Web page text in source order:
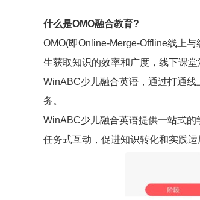
什么是OMO融合教育?
OMO(即Online-Merge-Offline线上
生获取知识的效率和广度，线下课
WinABC少儿融合英语，通过打通
务。
WinABC少儿融合英语提供一站式
任务式互动，促进知识转化和实践